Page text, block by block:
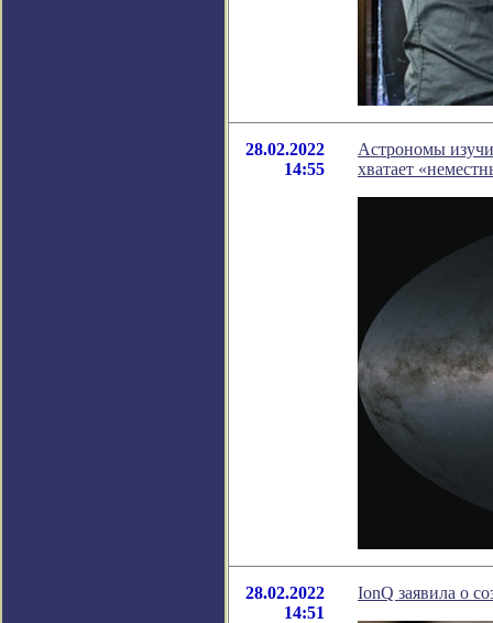
28.02.2022
14:55
Астрономы
хватает
28.02.2022
14:51
IonQ заявила о